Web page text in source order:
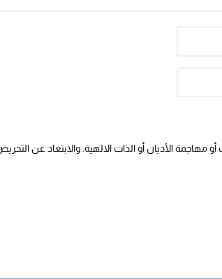
الأديان أو الذات الالهية. والابتعاد عن